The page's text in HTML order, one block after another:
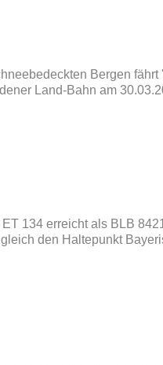
Bergen
Land-Bahn am
ET 134 erreicht als BLB
den Haltepunkt